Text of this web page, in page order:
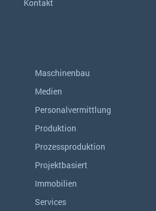
Kontakt
Maschinenbau
Medien
Personalvermittlung
Produktion
Prozessproduktion
Projektbasiert
Immobilien
Services